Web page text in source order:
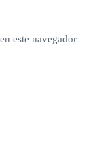
este navegador